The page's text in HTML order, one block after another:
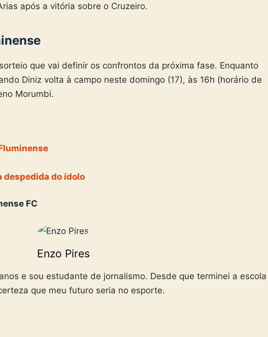
após a vitória sobre o Cruzeiro.
que vai definir os confrontos da próxima fase. Enquanto
Diniz volta à campo neste domingo (17), às 16h (horário de
Morumbi.
despedida do ídolo
FC
Enzo Pires
e sou estudante de jornalismo. Desde que terminei a escola
que meu futuro seria no esporte.